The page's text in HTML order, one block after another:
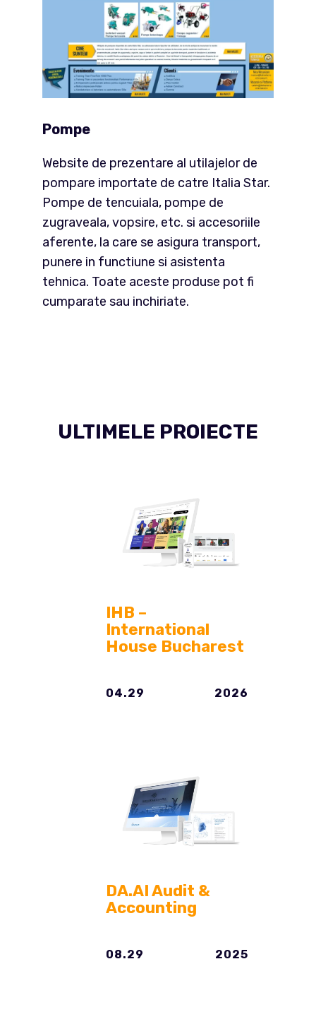
Pompe
Website de prezentare al utilajelor de
pompare importate de catre Italia Star.
Pompe de tencuiala, pompe de
zugraveala, vopsire, etc. si accesoriile
aferente, la care se asigura transport,
punere in functiune si asistenta
tehnica. Toate aceste produse pot fi
cumparate sau inchiriate.
ULTIMELE PROIECTE
IHB –
International
House Bucharest
04.29 2026
DA.AI Audit &
Accounting
08.29 2025